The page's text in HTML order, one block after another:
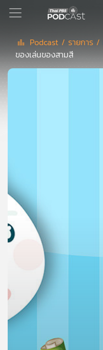
Podcast
ย์
ลิ
ของ
คุณ
บทความ
Podcast / รายการ /
ของเล่นของสามสี